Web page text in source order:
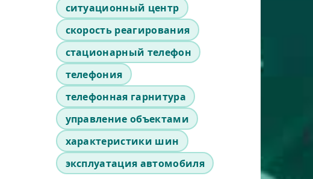
ситуационный центр
скорость реагирования
стационарный телефон
телефония
телефонная гарнитура
управление объектами
характеристики шин
эксплуатация автомобиля